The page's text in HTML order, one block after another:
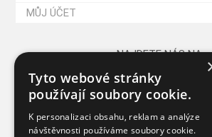
MŮJ ÚČET
NAJDETE NÁS NA
Tyto webové stránky
používají soubory cookie.
K personalizaci obsahu, reklam a analýze
návštěvnosti používáme soubory cookie.